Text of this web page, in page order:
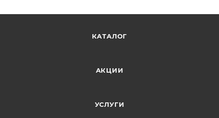
КАТАЛОГ
АКЦИИ
УСЛУГИ